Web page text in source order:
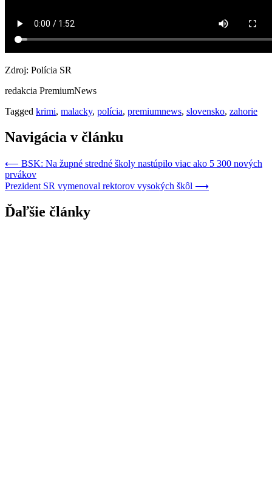
Zdroj: Polícia SR
redakcia PremiumNews
Tagged krimi, malacky, polícia, premiumnews, slovensko, zahorie
Navigácia v článku
⟵ BSK: Na župné stredné školy nastúpilo viac ako 5 300 nových
prvákov
Prezident SR vymenoval rektorov vysokých škôl ⟶
Ďaľšie články